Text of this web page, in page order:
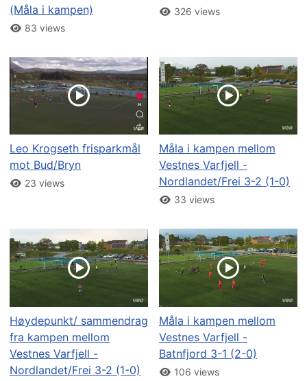
(Måla i kampen)
83 views
326 views
Leo Krogseth frisparkmål
mot Bud/Bryn
23 views
Måla i kampen mellom
Vestnes Varfjell -
Nordlandet/Frei 3-2 (1-0)
33 views
Høydepunkt/ sammendrag
fra kampen mellom
Vestnes Varfjell -
Nordlandet/Frei 3-2 (1-0)
Måla i kampen mellom
Vestnes Varfjell -
Batnfjord 3-1 (2-0)
106 views